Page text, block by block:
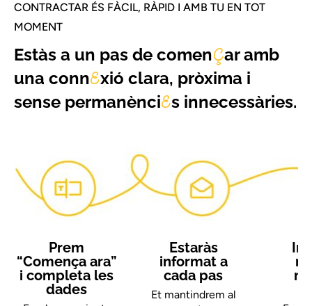
CONTRACTAR ÉS FÀCIL, RÀPID I AMB TU EN TOT
MOMENT
Estàs a un pas de comenÇar amb
una connExió clara, pròxima i
sense permanènciEs innecessàries.
Prem
“Comença ara”
i completa les
dades
Estaràs
informat a
cada pas
Et mantindrem al